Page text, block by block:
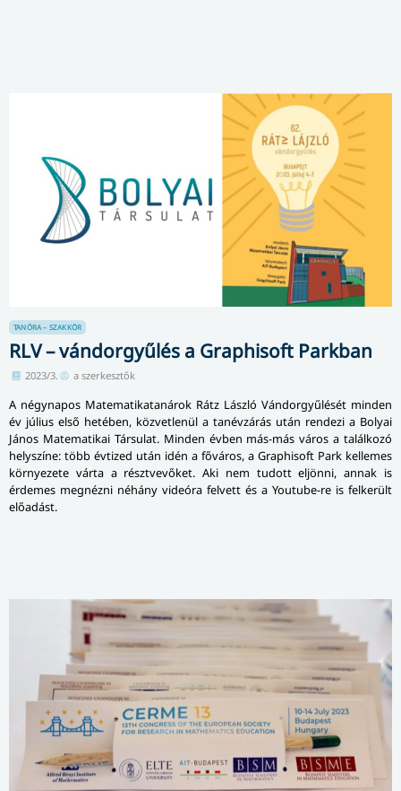
TANÓRA – SZAKKÖR
RLV – vándorgyűlés a Graphisoft Parkban
2023/3. a szerkesztők
A négynapos Matematikatanárok Rátz László Vándorgyűlését minden
év július első hetében, közvetlenül a tanévzárás után rendezi a Bolyai
János Matematikai Társulat. Minden évben más-más város a találkozó
helyszíne: több évtized után idén a főváros, a Graphisoft Park kellemes
környezete várta a résztvevőket. Aki nem tudott eljönni, annak is
érdemes megnézni néhány videóra felvett és a Youtube-re is felkerült
előadást.